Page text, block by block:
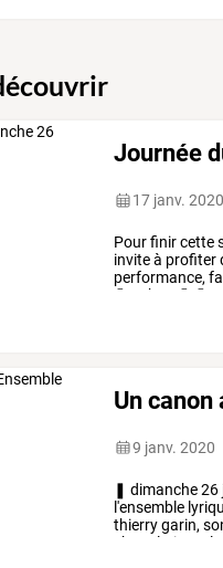
Journée
17 janv. 2020
Pourfinircette
inviteà profiter
performance,
❚
11h30 ❚ ❚
Un
9 janv. 2020
❚ dimanche26
l'ensemble
thierrygarin,
chant
lyrique. la